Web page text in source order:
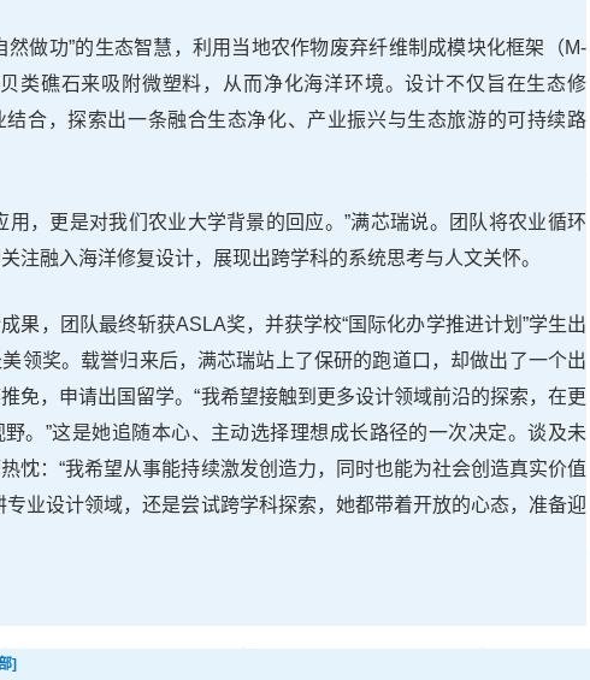
然做功”的生态智慧，利用当地农作物废弃纤维制成模块化框架（M-
类礁石来吸附微塑料，从而净化海洋环境。设计不仅旨在生态修
结合，探索出一条融合生态净化、产业振兴与生态旅游的可持续路
用，更是对我们农业大学背景的回应。”满芯瑞说。团队将农业循环
注融入海洋修复设计，展现出跨学科的系统思考与人文关怀。
果，团队最终斩获ASLA奖，并获学校“国际化办学推进计划”学生出
领奖。载誉归来后，满芯瑞站上了保研的跑道口，却做出了一个出
免，申请出国留学。“我希望接触到更多设计领域前沿的探索，在更
。”这是她追随本心、主动选择理想成长路径的一次决定。谈及未
忱：“我希望从事能持续激发创造力，同时也能为社会创造真实价值
专业设计领域，还是尝试跨学科探索，她都带着开放的心态，准备迎
]